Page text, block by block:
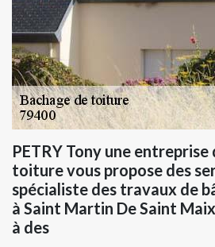
PETRY Tony une entreprise
toiture vous propose des
spécialiste des travaux de
à Saint Martin De Saint
à des